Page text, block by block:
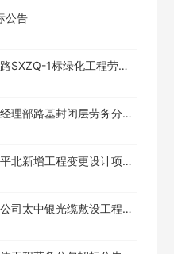
公告
中铁三局集团有限公司石雄铁路SXZQ-1标绿化工程劳务分包招标公告
渝昆高铁云贵段站前三标项目经理部路基封闭层劳务分包招标公告
中铁六局电务工程有限公司昌平北新增工程变更设计项目劳务分包招标公告
中铁武汉电气化局第二工程分公司太中银光缆敷设工程公开招标（劳务分包）（二次）招标公告